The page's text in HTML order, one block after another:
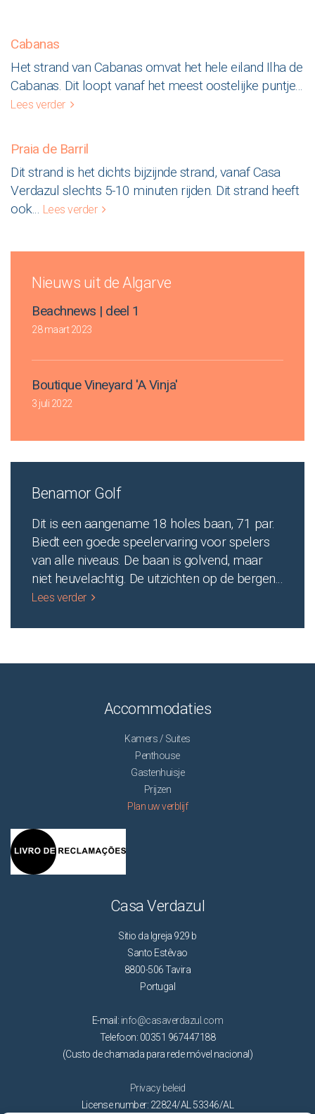
Cabanas
Het strand van Cabanas omvat het hele eiland Ilha de
Cabanas. Dit loopt vanaf het meest oostelijke puntje...
Lees verder
Praia de Barril
Dit strand is het dichts bijzijnde strand, vanaf Casa
Verdazul slechts 5-10 minuten rijden. Dit strand heeft
ook... Lees verder
Nieuws uit de Algarve
Beachnews | deel 1
28 maart 2023
Boutique Vineyard 'A Vinja'
3 juli 2022
Benamor Golf
Dit is een aangename 18 holes baan, 71 par.
Biedt een goede speelervaring voor spelers
van alle niveaus. De baan is golvend, maar
niet heuvelachtig. De uitzichten op de bergen...
Lees verder
Accommodaties
Kamers / Suites
Penthouse
Gastenhuisje
Prijzen
Plan uw verblijf
Casa Verdazul
Sitio da Igreja 929 b
Santo Estêvao
8800-506 Tavira
Portugal
E-mail: info@casaverdazul.com
Telefoon: 00351 967447188
(Custo de chamada para rede móvel nacional)
Privacy beleid
License number: 22824/AL 53346/AL